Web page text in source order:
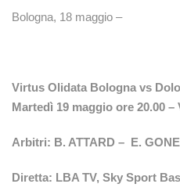
Bologna, 18 maggio –
Virtus Olidata Bologna vs
Martedì 19 maggio ore 20.00 –
Arbitri: B. ATTARD – E.
Diretta: LBA TV, Sky Sport